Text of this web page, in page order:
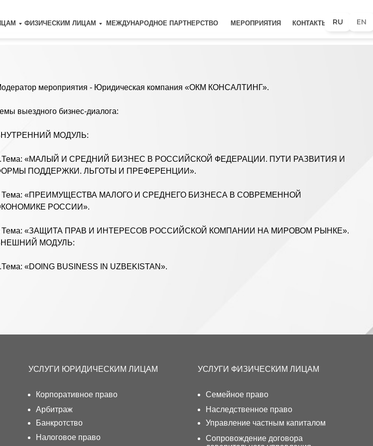
ФИЗИЧЕСКИМ ЛИЦАМ МЕЖДУНАРОДНОЕ ПАРТНЕРСТВО МЕРОПРИЯТИЯ КОНТАКТЫ RU EN
И СРЕДНИЙ БИЗНЕС В РОССИЙСКОЙ ФЕДЕРАЦИИ. ПУТИ РАЗВИТИЯ И
ЛЬГОТЫ И ПРЕФЕРЕНЦИИ».
МАЛОГО И СРЕДНЕГО БИЗНЕСА В СОВРЕМЕННОЙ
ПРАВ И ИНТЕРЕСОВ РОССИЙСКОЙ КОМПАНИИ НА МИРОВОМ РЫНКЕ».
BUSINESS IN UZBEKISTAN».
УСЛУГИ ЮРИДИЧЕСКИМ ЛИЦАМ
Корпоративное право
Арбитраж
Банкротство
Налоговое право
УСЛУГИ ФИЗИЧЕСКИМ ЛИЦАМ
Семейное право
Наследственное право
Управление частным капиталом
Сопровождение договора